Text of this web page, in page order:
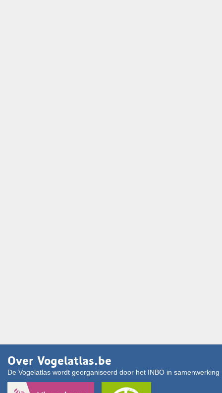
Over Vogelatlas.be
De Vogelatlas wordt georganiseerd door het INBO in